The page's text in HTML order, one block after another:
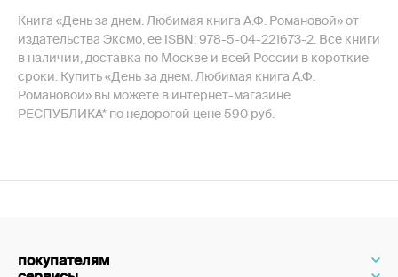
Книга «День за днем. Любимая книга А.Ф. Романовой» от
издательства Эксмо, ее ISBN: 978-5-04-221673-2. Все книги
в наличии, доставка по Москве и всей России в короткие
сроки. Купить «День за днем. Любимая книга А.Ф.
Романовой» вы можете в интернет-магазине
РЕСПУБЛИКА* по недорогой цене 590 руб.
покупателям